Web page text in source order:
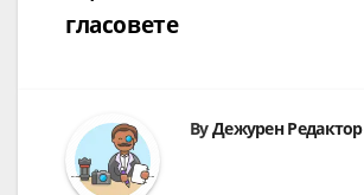
гласовете
ByДежурен Редактор